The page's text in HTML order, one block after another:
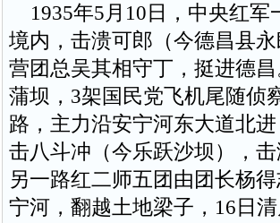
1935年5月10日，中央红军
境内，击溃可郎（今德昌县
营团总吴其相守丁，挺进德
蒲坝，3架国民党飞机尾随侦
路，主力沿安宁河东大道北
击八斗冲（今乐跃沙坝），
另一路红二师五团由团长杨
宁河，翻越土地梁子，16日